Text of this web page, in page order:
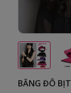
BĂNG ĐÔ